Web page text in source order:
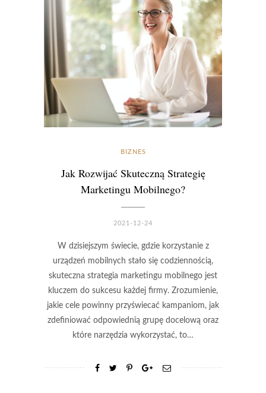
BIZNES
Jak Rozwijać Skuteczną Strategię
Marketingu Mobilnego?
2021-12-24
W dzisiejszym świecie, gdzie korzystanie z
urządzeń mobilnych stało się codziennością,
skuteczna strategia marketingu mobilnego jest
kluczem do sukcesu każdej firmy. Zrozumienie,
jakie cele powinny przyświecać kampaniom, jak
zdefiniować odpowiednią grupę docelową oraz
które narzędzia wykorzystać, to…